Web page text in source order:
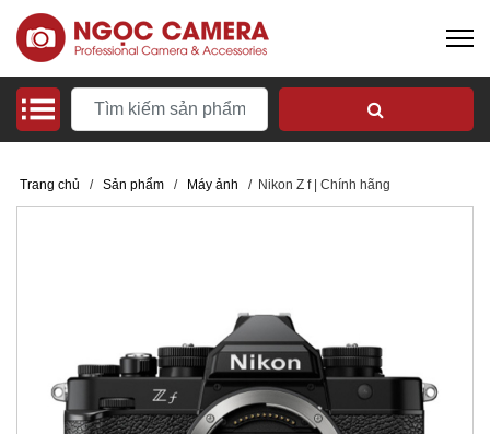
Trang chủ / Sản phẩm / Máy ảnh / Nikon Z f | Chính hãng